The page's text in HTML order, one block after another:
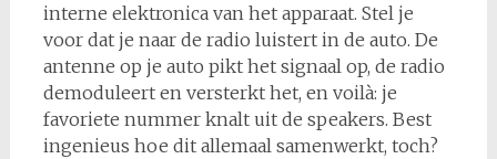
interne elektronica van het apparaat. Stel je
voor dat je naar de radio luistert in de auto. De
antenne op je auto pikt het signaal op, de radio
demoduleert en versterkt het, en voilà: je
favoriete nummer knalt uit de speakers. Best
ingenieus hoe dit allemaal samenwerkt, toch?